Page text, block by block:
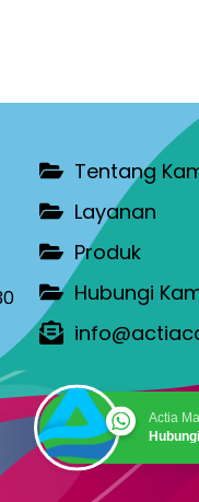
Tentang
Layanan
Produk
Hubungi
Actia